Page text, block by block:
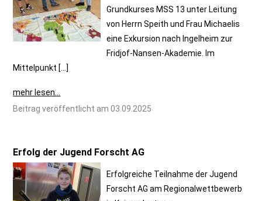
Grundkurses MSS 13 unter Leitung
von Herrn Speith und Frau Michaelis
eine Exkursion nach Ingelheim zur
Fridjof-Nansen-Akademie. Im
Mittelpunkt […]
mehr lesen...
Beitrag veröffentlicht am 03.09.2025
Erfolg der Jugend Forscht AG
Erfolgreiche Teilnahme der Jugend
Forscht AG am Regionalwettbewerb